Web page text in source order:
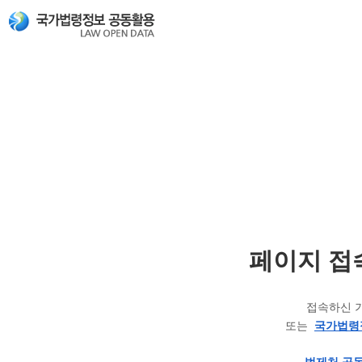
페이지 접
접속하신
또는 국가법